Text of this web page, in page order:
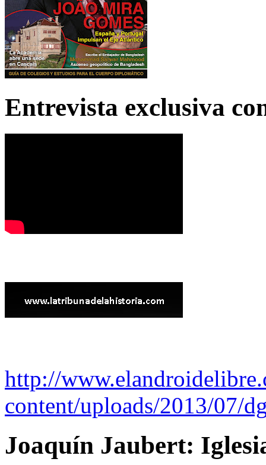
Entrevista exclusiva
http://
content/uploads/2013/07/
Joaquín Jaubert: